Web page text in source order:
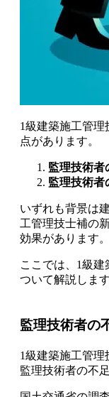
1級建築施工管
点があります。
監理技術者
監理技術者
いずれも背景は
工管理技士補の
効果があります。
ここでは、1級
ついて解説します
監理技術者の
1級建築施工管理
監理技術者の不足